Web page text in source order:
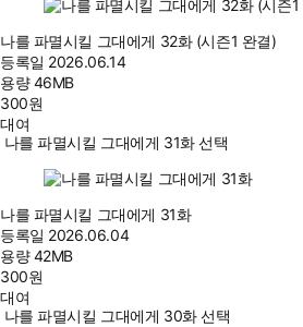
나를 파멸시킬 그대에게 32화 (시즌1 완결)
등록일 2026.06.14
용량46MB
300원
대여
나를 파멸시킬 그대에게 31화 선택
나를 파멸시킬 그대에게 31화
등록일 2026.06.04
용량42MB
300원
대여
나를 파멸시킬 그대에게 30화 선택